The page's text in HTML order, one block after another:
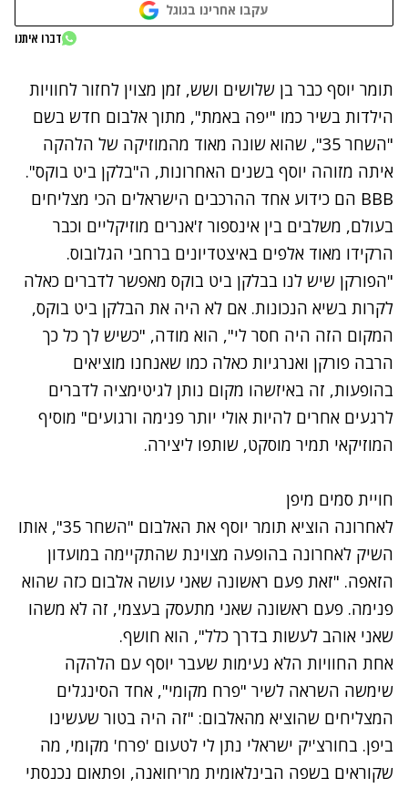
עקבו אחרינו בגוגל
נתקלנו בבעיה
דברו איתנו
תומר יוסף כבר בן שלושים ושש, זמן מצוין לחזור לחוויות
הילדות בשיר כמו "יפה באמת", מתוך אלבום חדש בשם
"השחר 35", שהוא שונה מאוד מהמוזיקה של הלהקה
איתה מזוהה יוסף בשנים האחרונות, ה"בלקן ביט בוקס".
BBB הם כידוע אחד ההרכבים הישראלים הכי מצליחים
בעולם, משלבים בין אינספור ז'אנרים מוזיקליים וכבר
הרקידו מאוד אלפים באיצטדיונים ברחבי הגלובוס.
"הפורקן שיש לנו בבלקן ביט בוקס מאפשר לדברים כאלה
לקרות בשיא הנכונות. אם לא היה את הבלקן ביט בוקס,
המקום הזה היה חסר לי", הוא מודה, "כשיש לך כל כך
הרבה פורקן ואנרגיות כאלה כמו שאנחנו מוציאים
בהופעות, זה באיזשהו מקום נותן לגיטימציה לדברים
לרגעים אחרים להיות אולי יותר פנימה ורגועים" מוסיף
המוזיקאי תמיר מוסקט, שותפו ליצירה.
חויית סמים מיפן
לאחרונה הוציא תומר יוסף את
האלבום "השחר 35", אותו
השיק לאחרונה בהופעה מצוינת שהתקיימה במועדון
הזאפה. "זאת פעם ראשונה שאני עושה אלבום כזה שהוא
פנימה. פעם ראשונה שאני מתעסק בעצמי, זה לא משהו
שאני אוהב לעשות בדרך כלל", הוא חושף.
אחת החוויות הלא נעימות שעבר יוסף עם הלהקה
שימשה השראה לשיר "פרח מקומי", אחד הסינגלים
המצליחים שהוציא מהאלבום: "זה היה בטור שעשינו
ביפן. בחורצ'יק ישראלי נתן לי לטעום 'פרח' מקומי, מה
שקוראים בשפה הבינלאומית מריחואנה, ופתאום נכנסתי